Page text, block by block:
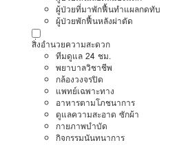
ผู้ป่วยที่มาพักฟื้นทำแผลกดทับ
ผู้ป่วยพักฟื้นหลังผ่าตัด
สิ่งอำนวยความสะดวก
ทีมดูแล 24 ชม.
พยาบาลวิชาชีพ
กล้องวงจรปิด
แพทย์เฉพาะทาง
อาหารตามโภชนาการ
ดูแลความสะอาด ซักผ้า
กายภาพบำบัด
กิจกรรมนันทนาการ